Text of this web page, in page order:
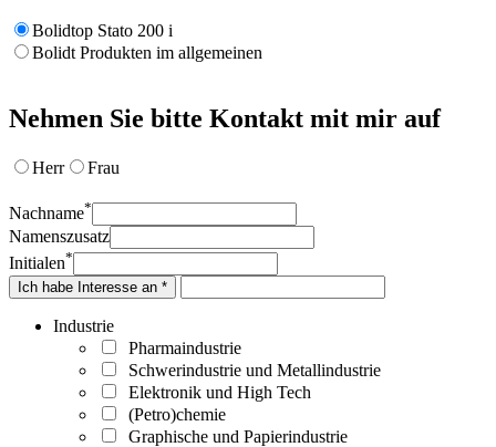
Bolidtop Stato 200 i
Bolidt Produkten im allgemeinen
Nehmen Sie bitte Kontakt mit mir auf
Herr Frau
Nachname*
Namenszusatz
Initialen*
Ich habe Interesse an *
Industrie
Pharmaindustrie
Schwerindustrie und Metallindustrie
Elektronik und High Tech
(Petro)chemie
Graphische und Papierindustrie